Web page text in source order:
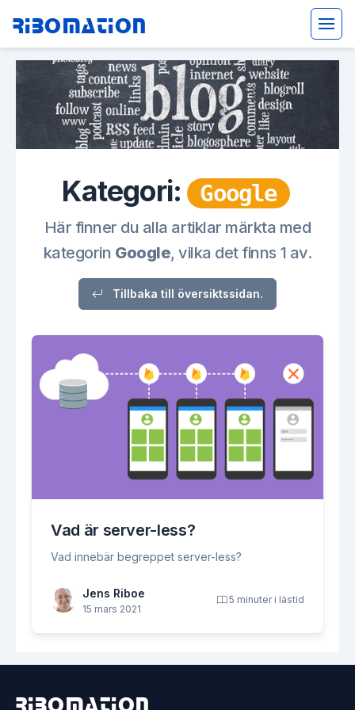
Ribomation
Kategori: Google
Här finner du alla artiklar märkta med
kategorin Google, vilka det finns 1 av.
Tillbaka till översiktssidan.
Vad är server-less?
Vad innebär begreppet server-less?
Jens Riboe
15 mars 2021
5 minuter i lästid
Ribomation